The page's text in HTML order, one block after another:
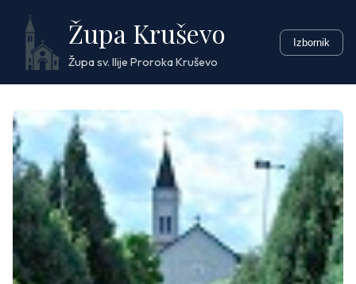
content
Župa Kruševo
Župa sv. Ilije Proroka Kruševo
Izbornik